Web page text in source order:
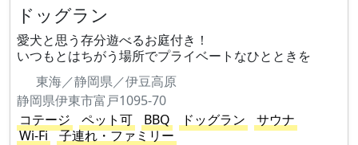
ドッグラン
愛犬と思う存分遊べるお庭付き！
いつもとはちがう場所でプライベートなひとときを
東海／静岡県／伊豆高原
静岡県伊東市富戸1095-70
コテージ
ペット可 BBQ ドッグラン
サウナ
Wi-Fi
子連れ・ファミリー